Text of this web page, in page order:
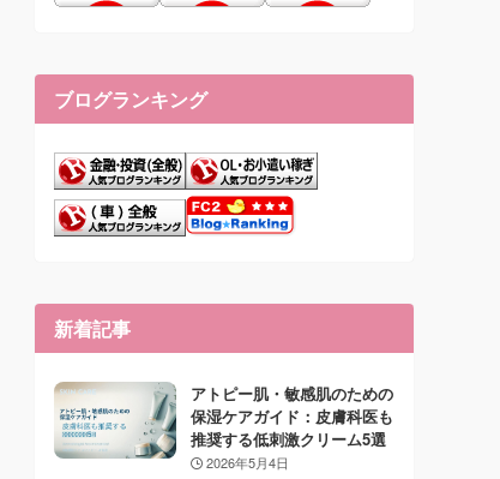
ブログランキング
新着記事
アトピー肌・敏感肌のための
保湿ケアガイド：皮膚科医も
推奨する低刺激クリーム5選
2026年5月4日